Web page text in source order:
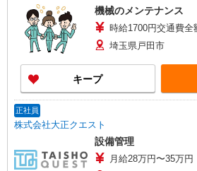
機械のメンテナンス
時給1700円交通費全
埼玉県戸田市
キープ
正社員
株式会社大正クエスト
設備管理
月給28万円〜35万